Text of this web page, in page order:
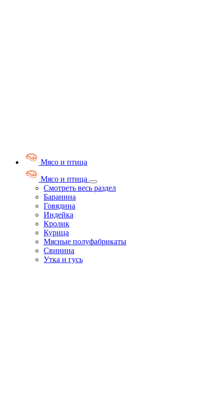
Мясо и птица
Мясо и птица
Смотреть весь раздел
Баранина
Говядина
Индейка
Кролик
Курица
Мясные полуфабрикаты
Свинина
Утка и гусь